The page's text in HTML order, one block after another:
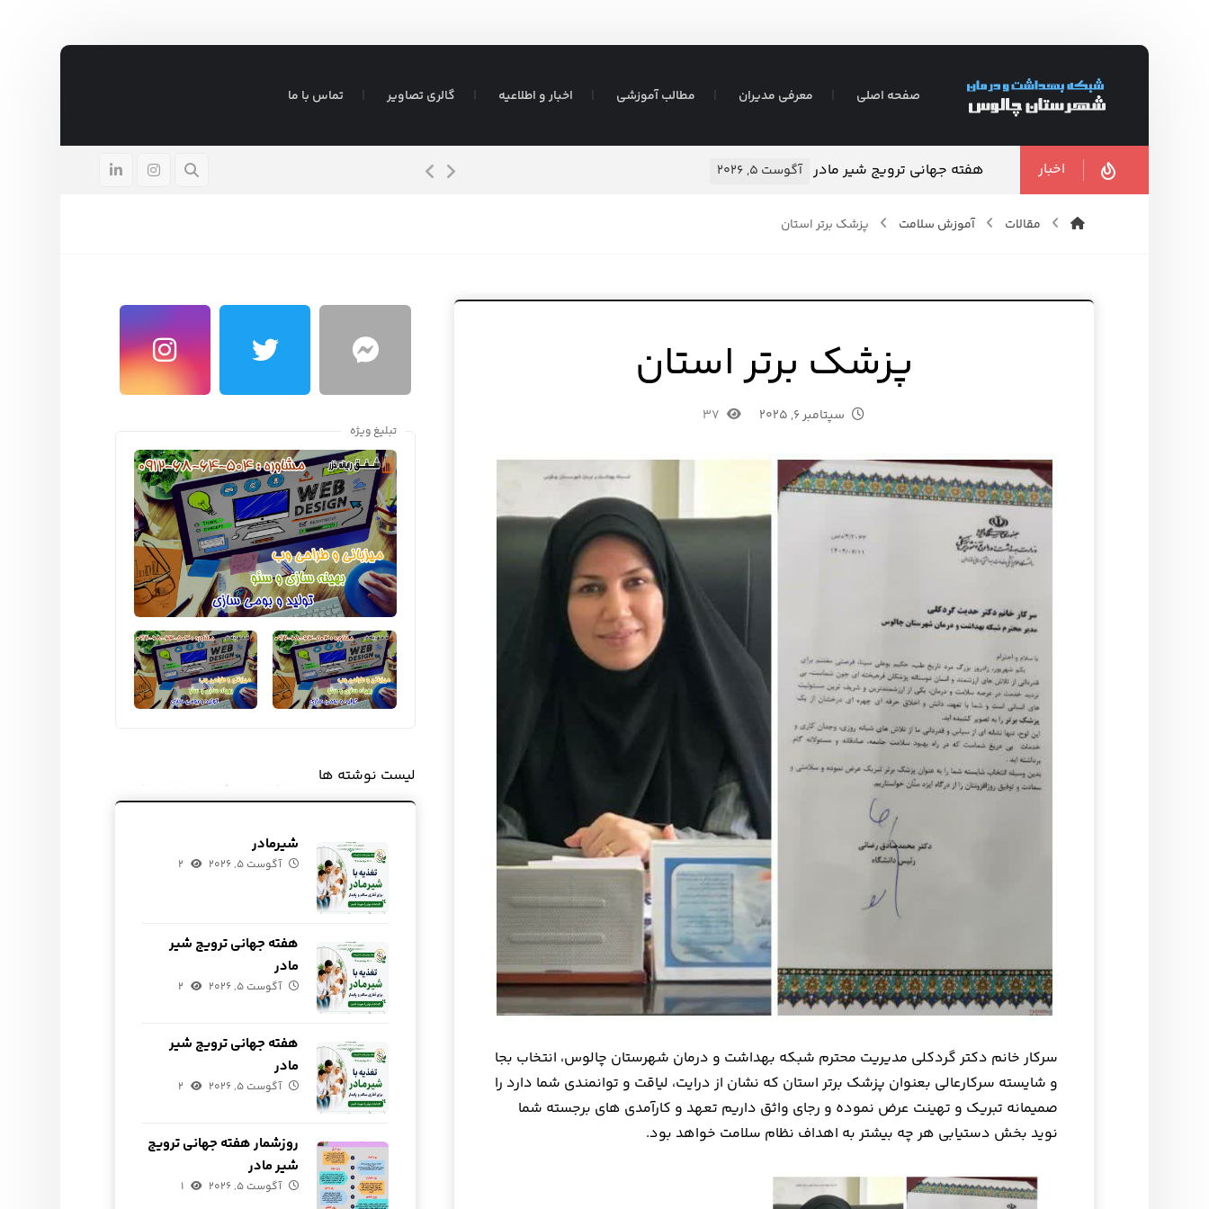
صفحه اصلی معرفی مدیران مطالب آموزشی اخبار و اطلاعیه گالری تصاویر تماس با ما
اخبار شیرمادر هفته جهانی ترویج شیر مادر آگوست ۵, ۲۰۲۶
مقالات آموزش سلامت پزشک برتر استان
پزشک برتر استان
سپتامبر ۶, ۲۰۲۵ ۳۷
سرکار خانم دکتر گردکلی مدیریت محترم شبکه بهداشت و درمان شهرستان چالوس، انتخاب بجا
و شایسته سرکارعالی بعنوان پزشک برتر استان که نشان از درایت، لیاقت و توانمندی شما دارد را
صمیمانه تبریک و تهینت عرض نموده و رجای واثق داریم تعهد و کارآمدی های برجسته شما
نوید بخش دستیابی هر چه بیشتر به اهداف نظام سلامت خواهد بود.
تبلیغ ویژه
لیست نوشته ها
شیرمادر
آگوست ۵, ۲۰۲۶ ۲
هفته جهانی ترویج شیر
مادر
آگوست ۵, ۲۰۲۶ ۲
هفته جهانی ترویج شیر
مادر
آگوست ۵, ۲۰۲۶ ۲
روزشمار هفته جهانی ترویج
شیر مادر
آگوست ۵, ۲۰۲۶ ۱